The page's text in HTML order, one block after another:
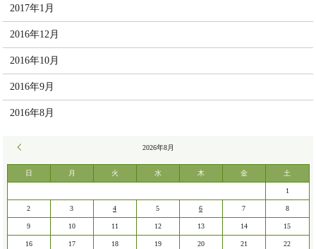
2017年1月
2016年12月
2016年10月
2016年9月
2016年8月
2026年8月
日 月 火 水 木 金 土
1
2 3 4 5 6 7 8
9 10 11 12 13 14 15
16 17 18 19 20 21 22